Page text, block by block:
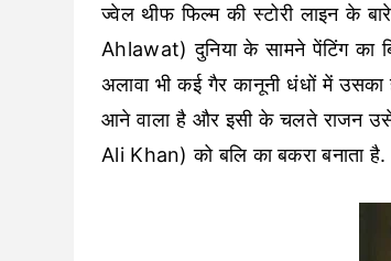
ज्वेल थीफ फिल्म की स्टोरी लाइन के
Ahlawat) दुनिया के सामने पेंटिंग
अलावा भी कई गैर कानूनी धंधों में उसका
आने वाला है और इसी के चलते राजन उसे
Ali Khan) को बलि का बकरा बनाता है.